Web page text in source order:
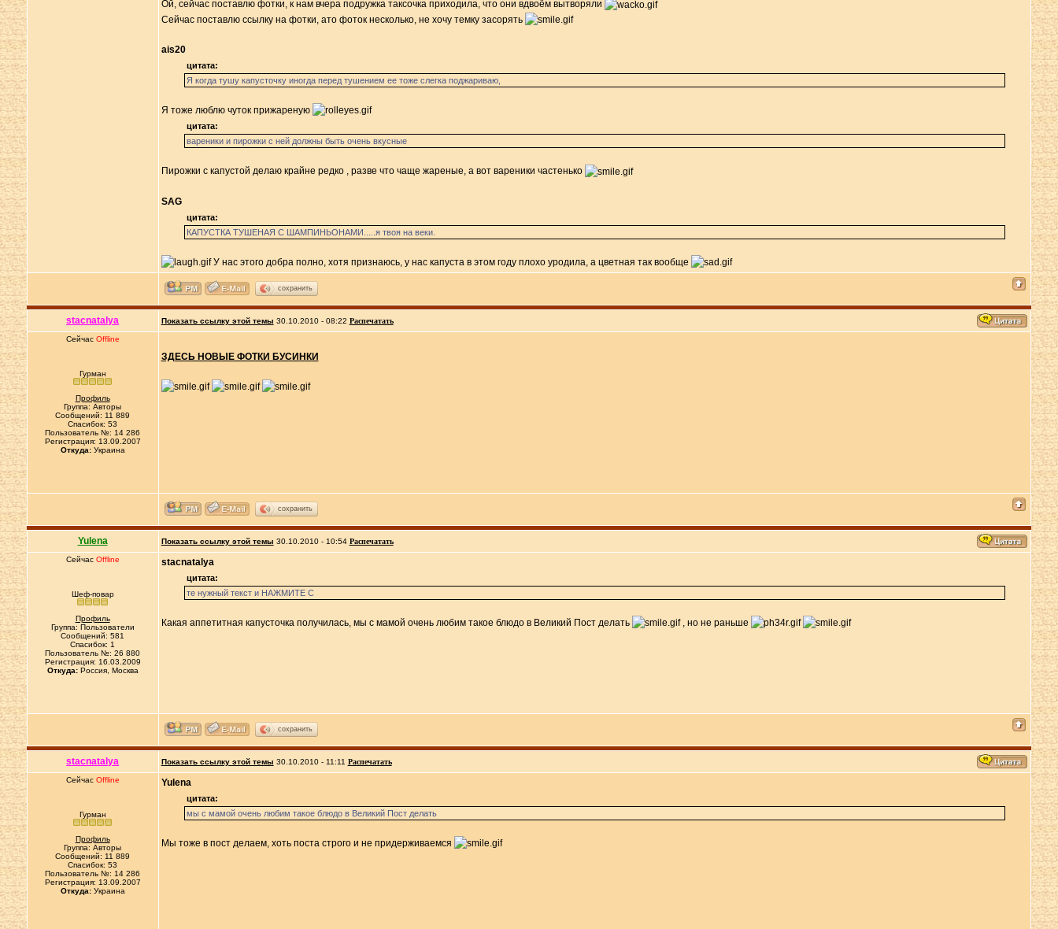
Ой, сейчас поставлю фотки, к нам вчера подружка таксочка приходила, что они вдвоём вытворяли
Сейчас поставлю ссылку на фотки, ато фоток несколько, не хочу темку засорять
ais20
цитата:
Я когда тушу капусточку иногда перед тушением ее тоже слегка поджариваю,
Я тоже люблю чуток прижареную
цитата:
вареники и пирожки с ней должны быть очень вкусные
Пирожки с капустой делаю крайне редко , разве что чаще жареные, а вот вареники частенько
SAG
цитата:
КАПУСТКА ТУШЕНАЯ С ШАМПИНЬОНАМИ.....я твоя на веки.
У нас этого добра полно, хотя признаюсь, у нас капуста в этом году плохо уродила, а цветная так вообще
сохранить
stacnatalya Показать ссылку этой темы 30.10.2010 - 08:22 Распечатать
Сейчас Offline
Гурман
Профиль
Группа: Авторы
Сообщений: 11 889
Спасибок: 53
Пользователь №: 14 286
Регистрация: 13.09.2007
Откуда:Украина
ЗДЕСЬ НОВЫЕ ФОТКИ БУСИНКИ
сохранить
Yulena Показать ссылку этой темы 30.10.2010 - 10:54 Распечатать
Сейчас Offline
Шеф-повар
Профиль
Группа: Пользователи
Сообщений: 581
Спасибок: 1
Пользователь №: 26 880
Регистрация: 16.03.2009
Откуда:Россия, Москва
stacnatalya
цитата:
те нужный текст и НАЖМИТЕ С
Какая аппетитная капусточка получилась, мы с мамой очень любим такое блюдо в Великий Пост делать , но не раньше
сохранить
stacnatalya Показать ссылку этой темы 30.10.2010 - 11:11 Распечатать
Сейчас Offline
Гурман
Профиль
Группа: Авторы
Сообщений: 11 889
Спасибок: 53
Пользователь №: 14 286
Регистрация: 13.09.2007
Откуда:Украина
Yulena
цитата:
мы с мамой очень любим такое блюдо в Великий Пост делать
Мы тоже в пост делаем, хоть поста строго и не придерживаемся